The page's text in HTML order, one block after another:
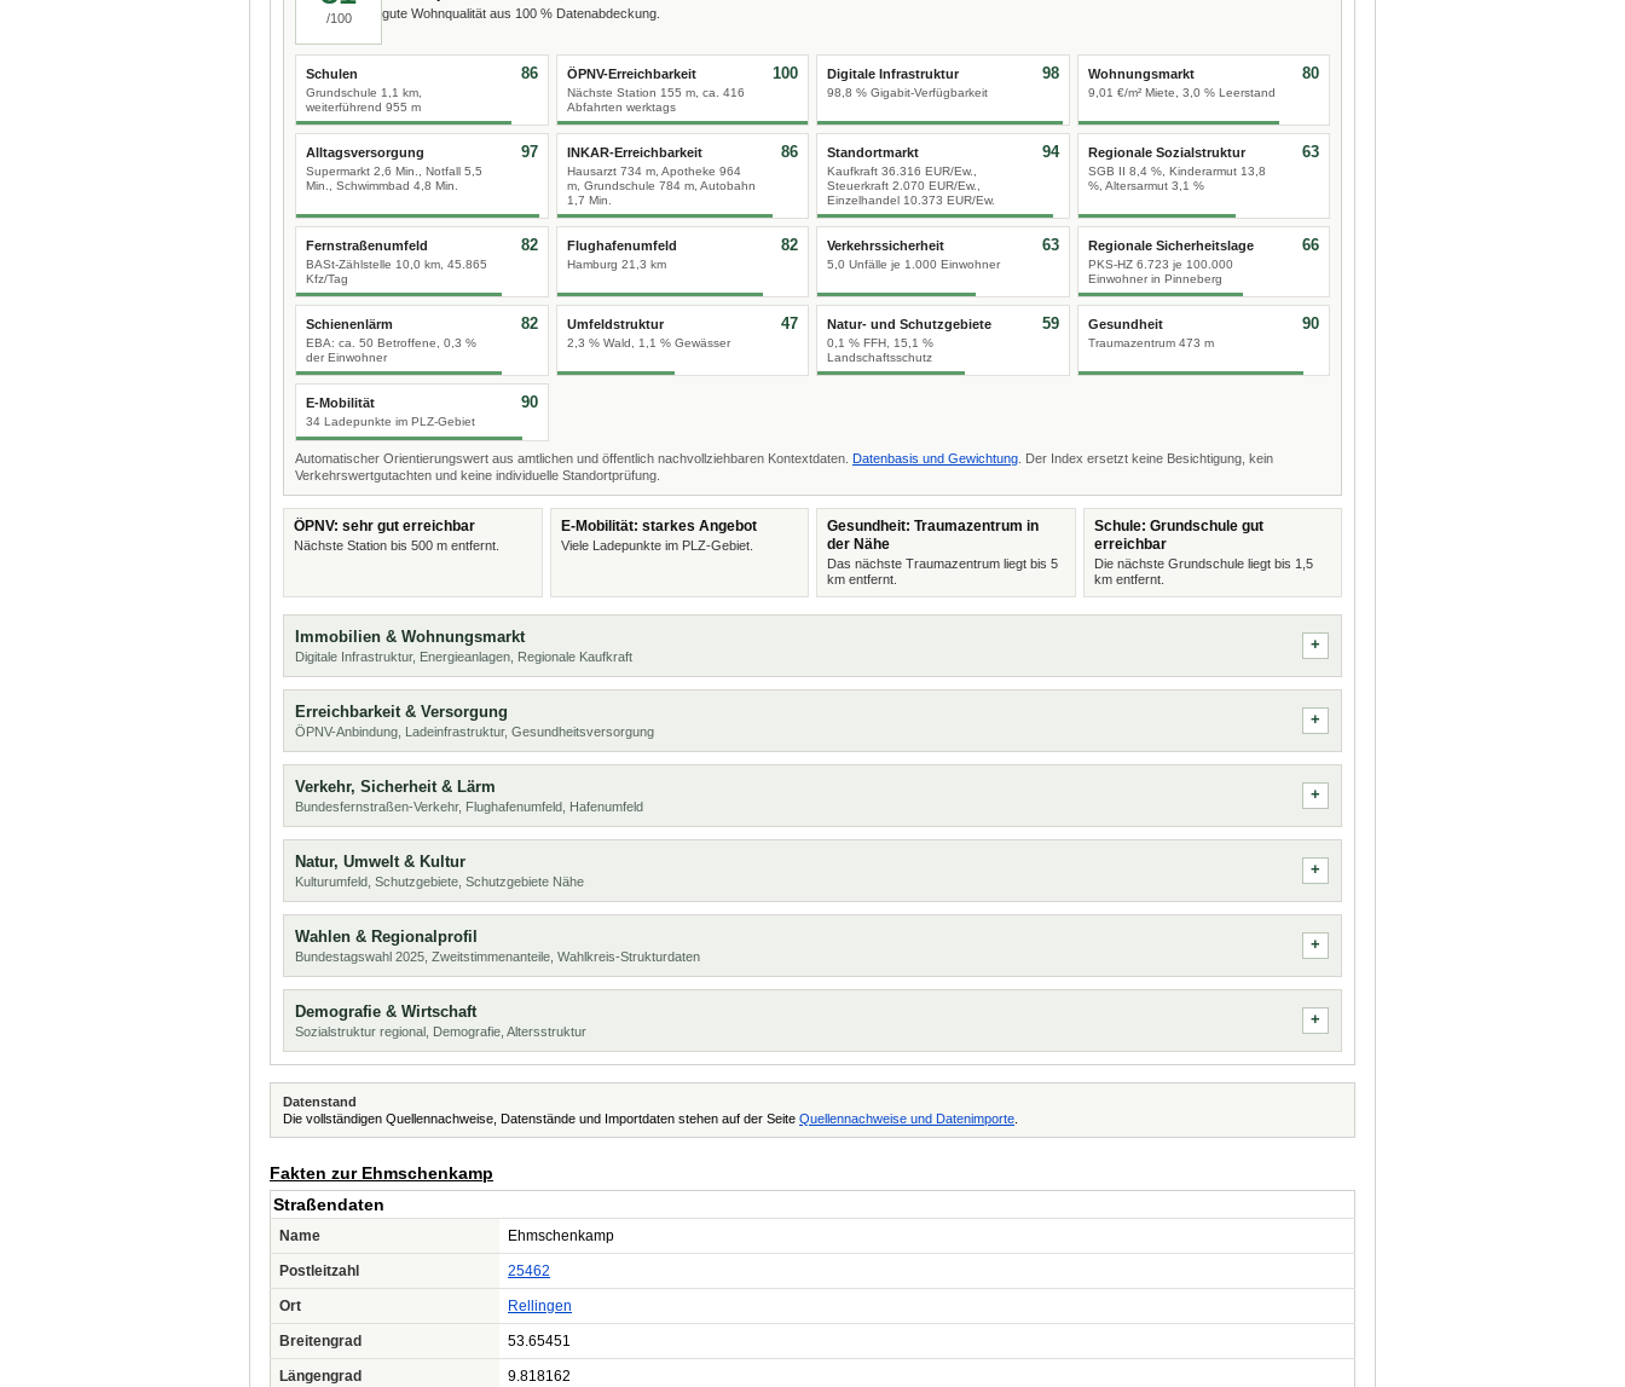
/100 gute Wohnqualität aus 100 % Datenabdeckung.
Schulen
Grundschule 1,1 km,
weiterführend 955 m
86 ÖPNV-Erreichbarkeit
Nächste Station 155 m, ca. 416
Abfahrten werktags
100 Digitale Infrastruktur
98,8 % Gigabit-Verfügbarkeit
98 Wohnungsmarkt
9,01 €/m² Miete, 3,0 % Leerstand
80
Alltagsversorgung
Supermarkt 2,6 Min., Notfall 5,5
Min., Schwimmbad 4,8 Min.
97 INKAR-Erreichbarkeit
Hausarzt 734 m, Apotheke 964
m, Grundschule 784 m, Autobahn
1,7 Min.
86 Standortmarkt
Kaufkraft 36.316 EUR/Ew.,
Steuerkraft 2.070 EUR/Ew.,
Einzelhandel 10.373 EUR/Ew.
94 Regionale Sozialstruktur
SGB II 8,4 %, Kinderarmut 13,8
%, Altersarmut 3,1 %
63
Fernstraßenumfeld
BASt-Zählstelle 10,0 km, 45.865
Kfz/Tag
82 Flughafenumfeld
Hamburg 21,3 km
82 Verkehrssicherheit
5,0 Unfälle je 1.000 Einwohner
63 Regionale Sicherheitslage
PKS-HZ 6.723 je 100.000
Einwohner in Pinneberg
66
Schienenlärm
EBA: ca. 50 Betroffene, 0,3 %
der Einwohner
82 Umfeldstruktur
2,3 % Wald, 1,1 % Gewässer
47 Natur- und Schutzgebiete
0,1 % FFH, 15,1 %
Landschaftsschutz
59 Gesundheit
Traumazentrum 473 m
90
E-Mobilität
34 Ladepunkte im PLZ-Gebiet
90
Automatischer Orientierungswert aus amtlichen und öffentlich nachvollziehbaren Kontextdaten. Datenbasis und Gewichtung . Der Index ersetzt keine Besichtigung, kein
Verkehrswertgutachten und keine individuelle Standortprüfung.
ÖPNV: sehr gut erreichbar
Nächste Station bis 500 m entfernt.
E-Mobilität: starkes Angebot
Viele Ladepunkte im PLZ-Gebiet.
Gesundheit: Traumazentrum in
der Nähe
Das nächste Traumazentrum liegt bis 5
km entfernt.
Schule: Grundschule gut
erreichbar
Die nächste Grundschule liegt bis 1,5
km entfernt.
Immobilien & Wohnungsmarkt
Digitale Infrastruktur, Energieanlagen, Regionale Kaufkraft
Erreichbarkeit & Versorgung
ÖPNV-Anbindung, Ladeinfrastruktur, Gesundheitsversorgung
Verkehr, Sicherheit & Lärm
Bundesfernstraßen-Verkehr, Flughafenumfeld, Hafenumfeld
Natur, Umwelt & Kultur
Kulturumfeld, Schutzgebiete, Schutzgebiete Nähe
Wahlen & Regionalprofil
Bundestagswahl 2025, Zweitstimmenanteile, Wahlkreis-Strukturdaten
Demografie & Wirtschaft
Sozialstruktur regional, Demografie, Altersstruktur
Datenstand
Die vollständigen Quellennachweise, Datenstände und Importdaten stehen auf der Seite Quellennachweise und Datenimporte
Fakten zur Ehmschenkamp
Straßendaten
Name Ehmschenkamp
Postleitzahl 25462
Ort Rellingen
Breitengrad 53.65451
Längengrad 9.818162